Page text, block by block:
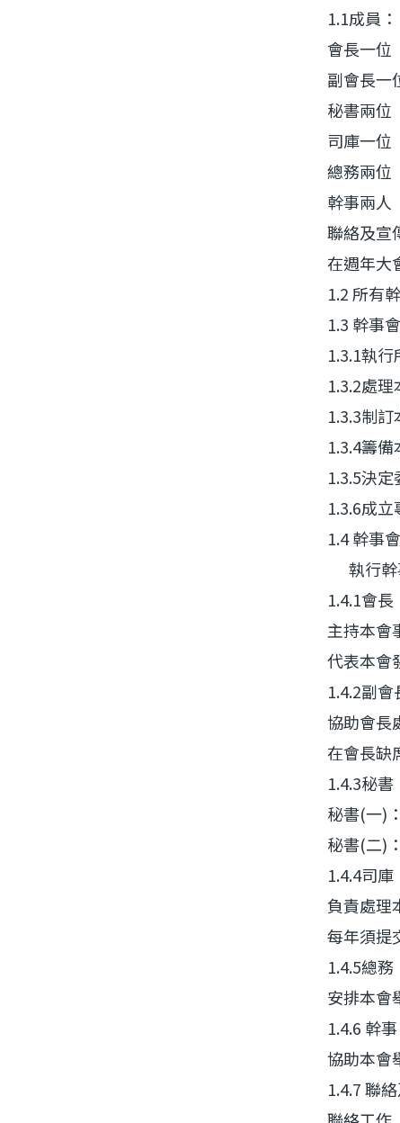
1.1成員：
會長一位
副會長一
秘書兩位
司庫一位
總務兩位
幹事兩人
聯絡及宣
在週年大
1.2 所有
1.3 幹事
1.3.1執
1.3.2處理
1.3.3制
1.3.4籌
1.3.5決
1.3.6成
1.4 幹事
執行幹
1.4.1會長
主持本會
代表本會
1.4.2副會
協助會長
在會長缺
1.4.3秘書
秘書(一)
秘書(二)
1.4.4司庫
負責處理
每年須提
1.4.5總務
安排本會
1.4.6 幹事
協助本會
1.4.7 聯